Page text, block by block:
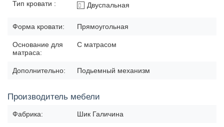
Тип кровати : Двуспальная
Форма кровати: Прямоугольная
Основание для
матраса:
С матрасом
Дополнительно: Подьемный механизм
Производитель мебели
Фабрика: Шик Галичина